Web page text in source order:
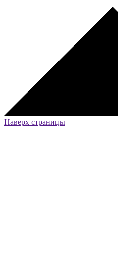
Наверх страницы